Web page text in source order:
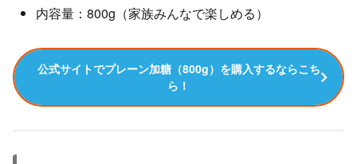
内容量：800g（家族みんなで楽しめる）
公式サイトでプレーン加糖（800g）を購入するならこち
ら！